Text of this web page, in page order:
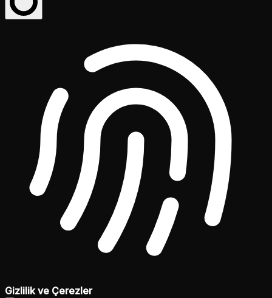
Gizlilik ve Çerezler